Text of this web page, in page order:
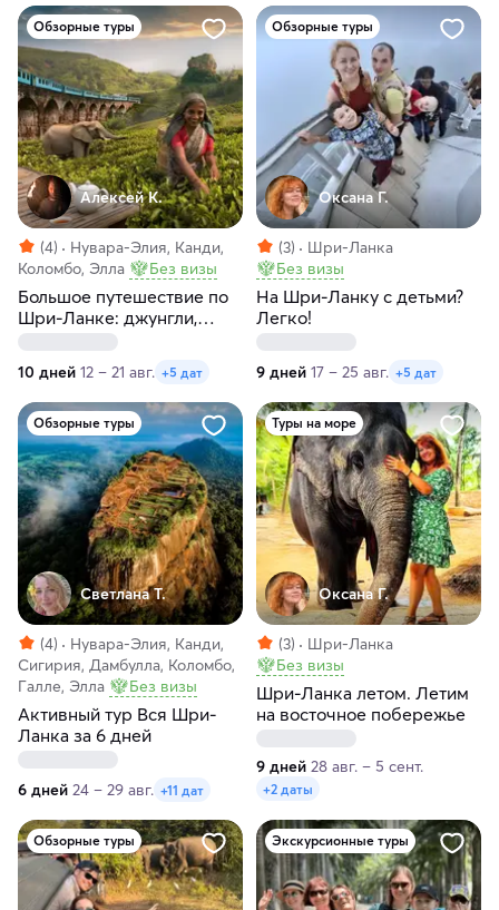
Обзорные туры
Алексей К.
(4)
Нувара-Элия, Канди,
Коломбо, Элла
Без визы
Большое путешествие по
Шри-Ланке: джунгли,
10 дней 12 – 21 авг. +5 дат
Обзорные туры
Оксана Г.
(3)
Шри-Ланка
Без визы
На Шри-Ланку с детьми?
Легко!
9 дней 17 – 25 авг. +5 дат
Обзорные туры
Светлана Т.
(4)
Нувара-Элия, Канди,
Сигирия, Дамбулла, Коломбо,
Галле, Элла
Без визы
Активный тур Вся Шри-
Ланка за 6 дней
6 дней 24 – 29 авг. +11 дат
Туры на море
Оксана Г.
(3)
Шри-Ланка
Без визы
Шри-Ланка летом. Летим
на восточное побережье
9 дней 28 авг. – 5 сент.
+2 даты
Обзорные туры Экскурсионные туры